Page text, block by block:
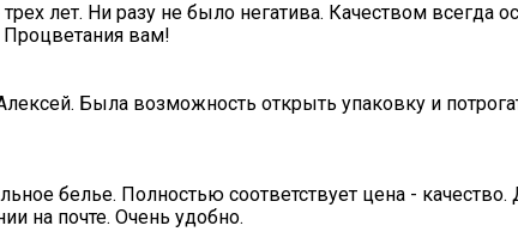
лет. Ни разу не было негатива. Качеством всегда
вам!
Была возможность открыть упаковку и
белье. Полностью соответствует цена -
на почте. Очень удобно.